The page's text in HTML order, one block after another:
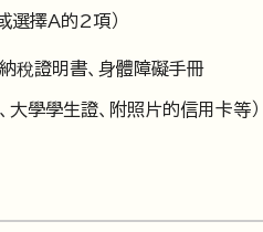
選擇A的2項）
稅證明書、身體障礙手冊
大學學生證、附照片的信用卡等）